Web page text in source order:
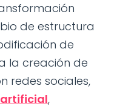
de estructura
de
la creación de
redes sociales,
,